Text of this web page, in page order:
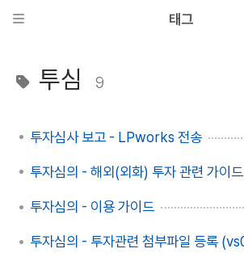
태그
투심 9
투자심사 보고 - LPworks 전송
투자심의 - 해외(외화) 투자 관련 가이드
투자심의 - 이용 가이드